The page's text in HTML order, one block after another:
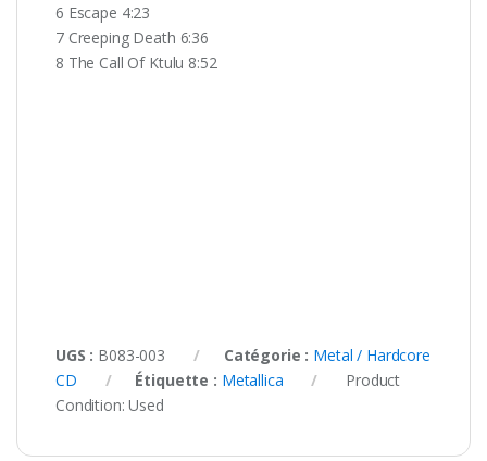
6 Escape 4:23
7 Creeping Death 6:36
8 The Call Of Ktulu 8:52
UGS : B083-003 Catégorie : Metal / Hardcore
CD
Étiquette : Metallica
Product
Condition:Used